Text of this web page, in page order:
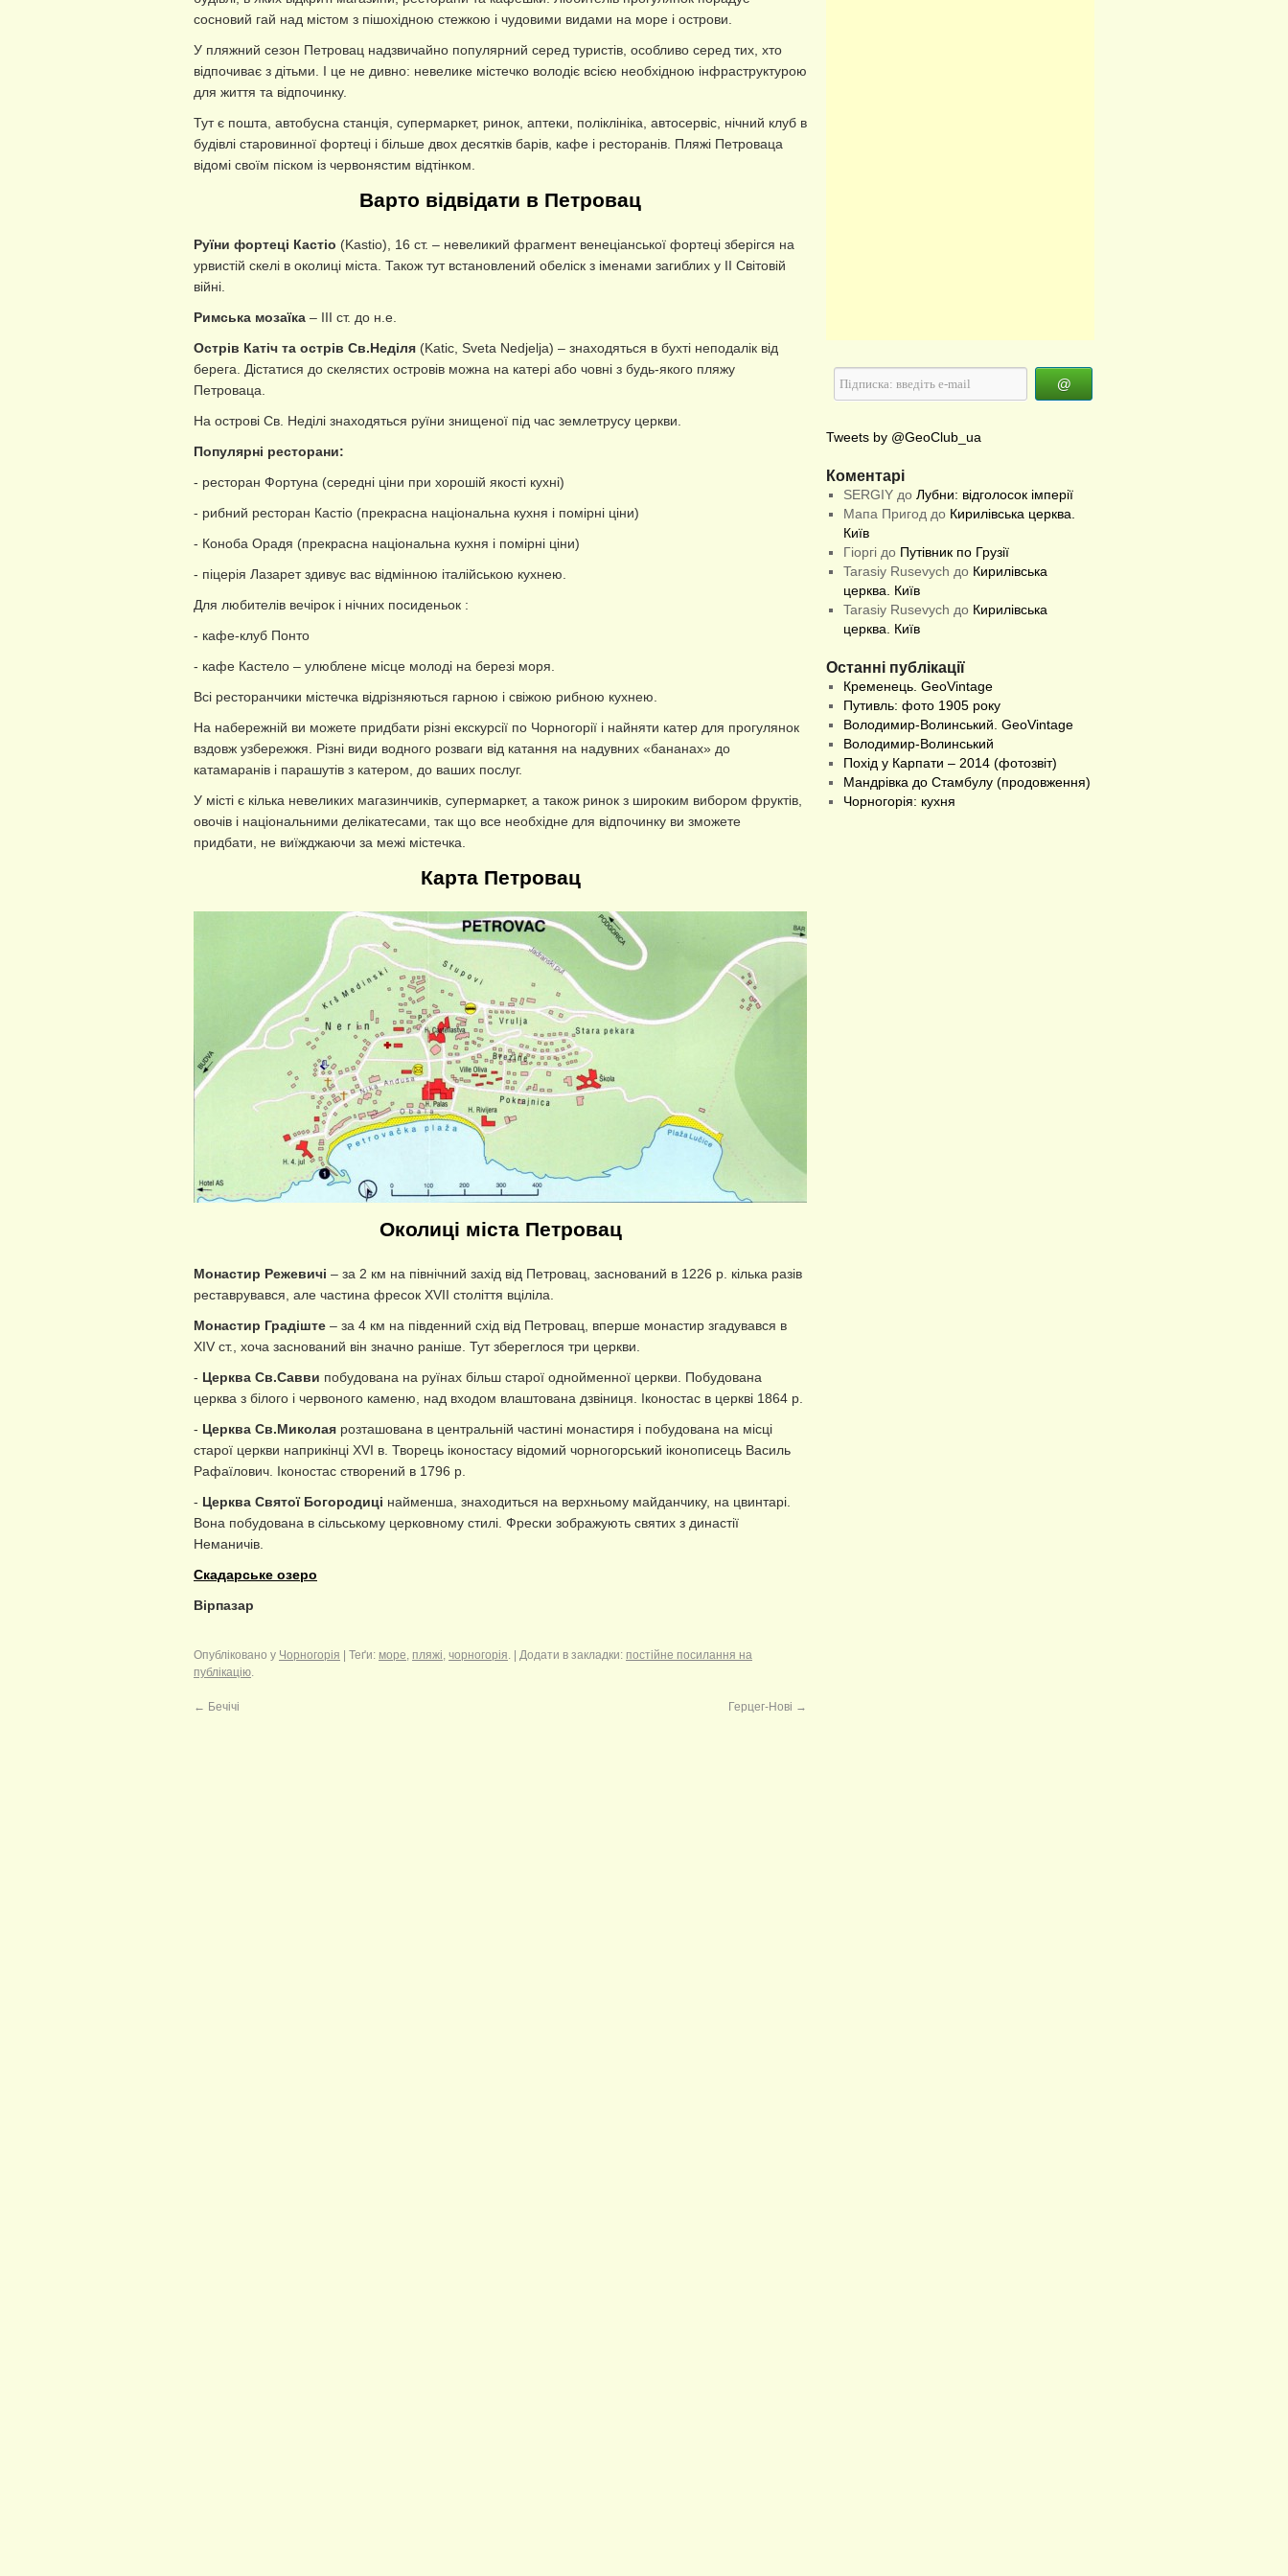
сосновий гай над містом з пішохідною стежкою і чудовими видами на море і острови.
У пляжний сезон Петровац надзвичайно популярний серед туристів, особливо серед тих, хто
відпочиває з дітьми. І це не дивно: невелике містечко володіє всією необхідною інфраструктурою
для життя та відпочинку.
Тут є пошта, автобусна станція, супермаркет, ринок, аптеки, поліклініка, автосервіс, нічний клуб в
будівлі старовинної фортеці і більше двох десятків барів, кафе і ресторанів. Пляжі Петроваца
відомі своїм піском із червонястим відтінком.
Варто відвідати в Петровац
Руїни фортеці Кастіо (Kastio), 16 ст. – невеликий фрагмент венеціанської фортеці зберігся на
урвистій скелі в околиці міста. Також тут встановлений обеліск з іменами загиблих у ІІ Світовій
війні.
Римська мозаїка – ІІІ ст. до н.е.
Острів Катіч та острів Св.Неділя (Katic, Sveta Nedjelja) – знаходяться в бухті неподалік від
берега. Дістатися до скелястих островів можна на катері або човні з будь-якого пляжу
Петроваца.
На острові Св. Неділі знаходяться руїни знищеної під час землетрусу церкви.
Популярні ресторани:
- ресторан Фортуна (середні ціни при хорошій якості кухні)
- рибний ресторан Кастіо (прекрасна національна кухня і помірні ціни)
- Коноба Орадя (прекрасна національна кухня і помірні ціни)
- піцерія Лазарет здивує вас відмінною італійською кухнею.
Для любителів вечірок і нічних посиденьок :
- кафе-клуб Понто
- кафе Кастело – улюблене місце молоді на березі моря.
Всі ресторанчики містечка відрізняються гарною і свіжою рибною кухнею.
На набережній ви можете придбати різні екскурсії по Чорногорії і найняти катер для прогулянок
вздовж узбережжя. Різні види водного розваги від катання на надувних «бананах» до
катамаранів і парашутів з катером, до ваших послуг.
У місті є кілька невеликих магазинчиків, супермаркет, а також ринок з широким вибором фруктів,
овочів і національними делікатесами, так що все необхідне для відпочинку ви зможете
придбати, не виїжджаючи за межі містечка.
Карта Петровац
Околиці міста Петровац
Монастир Режевичі – за 2 км на північний захід від Петровац, заснований в 1226 р. кілька разів
реставрувався, але частина фресок XVII століття вціліла.
Монастир Градіште – за 4 км на південний схід від Петровац, вперше монастир згадувався в
XIV ст., хоча заснований він значно раніше. Тут збереглося три церкви.
- Церква Св.Савви побудована на руїнах більш старої однойменної церкви. Побудована
церква з білого і червоного каменю, над входом влаштована дзвіниця. Іконостас в церкві 1864 р.
- Церква Св.Миколая розташована в центральній частині монастиря і побудована на місці
старої церкви наприкінці XVI в. Творець іконостасу відомий чорногорський іконописець Василь
Рафаїлович. Іконостас створений в 1796 р.
- Церква Святої Богородиці найменша, знаходиться на верхньому майданчику, на цвинтарі.
Вона побудована в сільському церковному стилі. Фрески зображують святих з династії
Неманичів.
Скадарське озеро
Вірпазар
Опубліковано у Чорногорія | Теґи: море, пляжі, чорногорія. | Додати в закладки: постійне посилання на
публікацію.
← Бечічі Герцег-Нові →
Tweets by @GeoClub_ua
Коментарі
SERGIY доЛубни: відголосок імперії
Мапа Пригод до Кирилівська церква.
Київ
Гіоргі до Путівник по Грузії
Tarasiy Rusevych до Кирилівська
церква. Київ
Tarasiy Rusevych до Кирилівська
церква. Київ
Останні публікації
Кременець. GeoVintage
Путивль: фото 1905 року
Володимир-Волинський. GeoVintage
Володимир-Волинський
Похід у Карпати – 2014 (фотозвіт)
Мандрівка до Стамбулу (продовження)
Чорногорія: кухня